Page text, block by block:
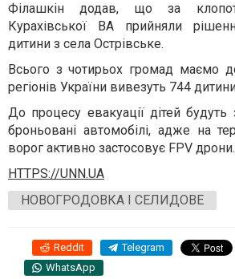
Філашкін додав, що за
Курахівської ВА прийняли
дитини з села Острівське.
Всього з чотирьох громад маємо
регіонів України вивезуть 744
До процесу евакуації дітей будуть
броньовані автомобілі, адже на
ворог активно застосовує FPV дрони.
HTTPS://UNN.UA
НОВОГРОДОВКА І СЕЛИДОВЕ
Reddit Telegram
WhatsApp